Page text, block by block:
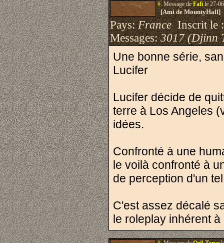
#.Message deFafile 27-
[Ami de MountyHall]
Pays:FranceInscrit le
Messages:3017 (Djinn
Une bonne série,
Lucifer
Lucifer décide de
terre à Los Angeles
idées.
Confronté à une
le voilà confronté à
de perception d'un
C'est assez décalé
le roleplay inhérent